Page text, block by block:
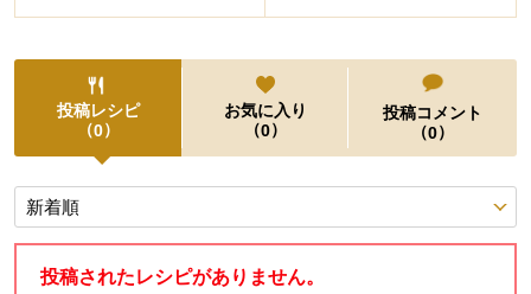
投稿レシピ
（0）
お気に入り
（0）
投稿コメント
（0）
投稿レシピ
投稿されたレシピがありません。